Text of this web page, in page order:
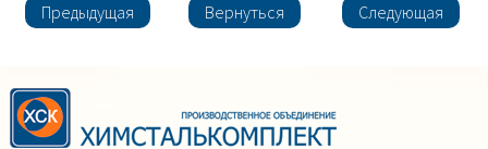
Предыдущая Вернуться Следующая